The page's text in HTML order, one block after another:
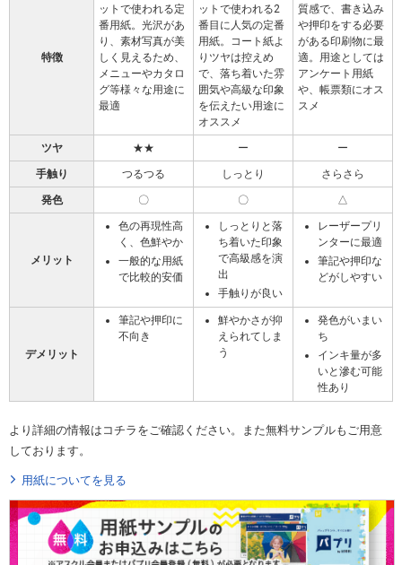
特徴
ットで使われる定
番用紙。光沢があ
り、素材写真が美
しく見えるため、
メニューやカタロ
グ等様々な用途に
最適
ットで使われる2
番目に人気の定番
用紙。コート紙よ
りツヤは控えめ
で、落ち着いた雰
囲気や高級な印象
を伝えたい用途に
オススメ
質感で、書き込み
や押印をする必要
がある印刷物に最
適。用途としては
アンケート用紙
や、帳票類にオス
スメ
ツヤ ★★ ー ー
手触り つるつる しっとり さらさら
発色 〇 〇 △
メリット
色の再現性高
く、色鮮やか
一般的な用紙
で比較的安価
しっとりと落
ち着いた印象
で高級感を演
出
手触りが良い
レーザープリ
ンターに最適
筆記や押印な
どがしやすい
デメリット
筆記や押印に
不向き
鮮やかさが抑
えられてしま
う
発色がいまい
ち
インキ量が多
いと滲む可能
性あり
より詳細の情報はコチラをご確認ください。また無料サンプルもご用意
しております。
用紙についてを見る